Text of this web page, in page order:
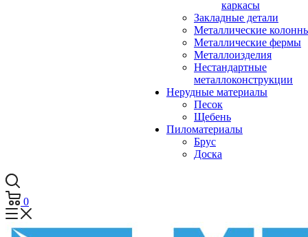
каркасы
Закладные детали
Металлические
Металлические фермы
Металлоизделия
Нестандартные
металлоконструкции
Нерудные материалы
Песок
Щебень
Пиломатериалы
Брус
Доска
0